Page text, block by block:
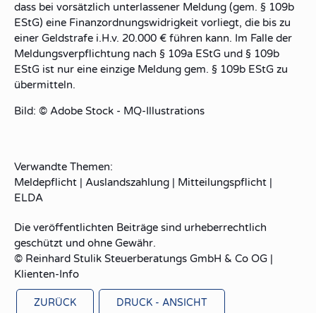
dass bei vorsätzlich unterlassener Meldung (gem. § 109b
EStG) eine Finanzordnungswidrigkeit vorliegt, die bis zu
einer Geldstrafe i.H.v. 20.000 € führen kann. Im Falle der
Meldungsverpflichtung nach § 109a EStG und § 109b
EStG ist nur eine einzige Meldung gem. § 109b EStG zu
übermitteln.
Bild: © Adobe Stock - MQ-Illustrations
Verwandte Themen:
Meldepflicht | Auslandszahlung | Mitteilungspflicht |
ELDA
Die veröffentlichten Beiträge sind urheberrechtlich
geschützt und ohne Gewähr.
© Reinhard Stulik Steuerberatungs GmbH & Co OG |
Klienten-Info
ZURÜCK DRUCK - ANSICHT